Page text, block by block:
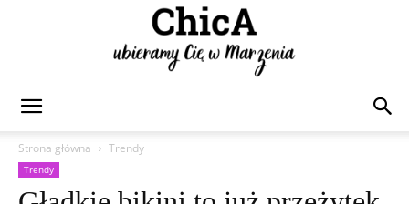
Strona główna
Trendy
Trendy